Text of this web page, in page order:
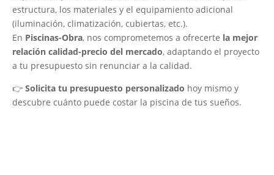
estructura, los materiales y el equipamiento adicional
(iluminación, climatización, cubiertas, etc.).
En Piscinas-Obra, nos comprometemos a ofrecerte la mejor
relación calidad-precio del mercado, adaptando el proyecto
a tu presupuesto sin renunciar a la calidad.
👉 Solicita tu presupuesto personalizado hoy mismo y
descubre cuánto puede costar la piscina de tus sueños.